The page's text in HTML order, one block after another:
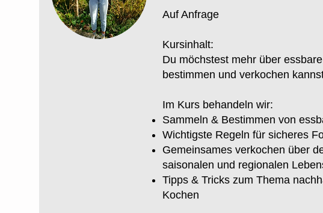
Auf Anfrage
Kursinhalt:
Du möchstest mehr über
bestimmen und verkochen
Im Kurs behandeln wir:
Sammeln & Bestimmen von
Wichtigste Regeln für sicheres
Gemeinsames verkochen über
saisonalen und regionalen
Tipps & Tricks zum Thema
Kochen